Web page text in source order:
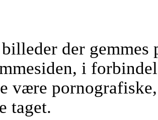
der gemmes
i
være
taget.